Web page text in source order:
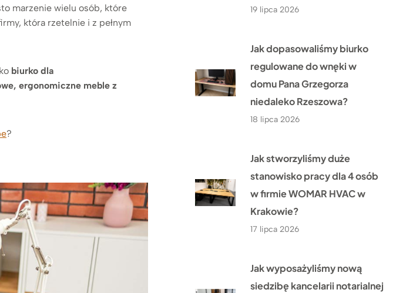
marzenie wielu osób, które
która rzetelnie i z pełnym
biurko dla
ergonomiczne meble z
?
19 lipca 2026
Jak dopasowaliśmy biurko
regulowane do wnęki w
domu Pana Grzegorza
niedaleko Rzeszowa?
18 lipca 2026
Jak stworzyliśmy duże
stanowisko pracy dla 4 osób
w firmie WOMAR HVAC w
Krakowie?
17 lipca 2026
Jak wyposażyliśmy nową
siedzibę kancelarii notarialnej